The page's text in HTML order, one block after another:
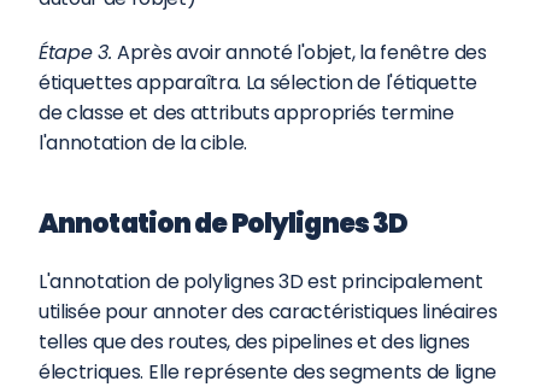
Étape 3. Après avoir annoté l'objet, la fenêtre des
étiquettes apparaîtra. La sélection de l'étiquette
de classe et des attributs appropriés termine
l'annotation de la cible.
Annotation de Polylignes 3D
L'annotation de polylignes 3D est principalement
utilisée pour annoter des caractéristiques linéaires
telles que des routes, des pipelines et des lignes
électriques. Elle représente des segments de ligne